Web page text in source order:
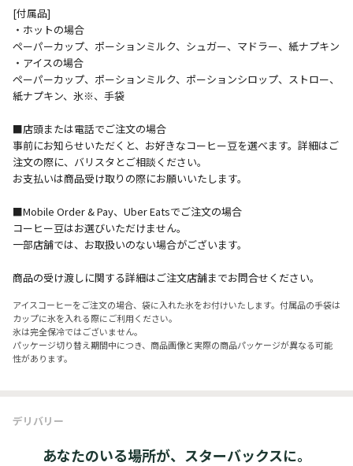
[付属品]
・ホットの場合
ペーパーカップ、ポーションミルク、シュガー、マドラー、紙ナプキン
・アイスの場合
ペーパーカップ、ポーションミルク、ポーションシロップ、ストロー、
紙ナプキン、氷※、手袋
■店頭または電話でご注文の場合
事前にお知らせいただくと、お好きなコーヒー豆を選べます。詳細はご
注文の際に、バリスタとご相談ください。
お支払いは商品受け取りの際にお願いいたします。
■Mobile Order & Pay、Uber Eatsでご注文の場合
コーヒー豆はお選びいただけません。
一部店舗では、お取扱いのない場合がございます。
商品の受け渡しに関する詳細はご注文店舗までお問合せください。
アイスコーヒーをご注文の場合、袋に入れた氷をお付けいたします。付属品の手袋は
カップに氷を入れる際にご利用ください。
氷は完全保冷ではございません。
パッケージ切り替え期間中につき、商品画像と実際の商品パッケージが異なる可能
性があります。
デリバリー
あなたのいる場所が、スターバックスに。